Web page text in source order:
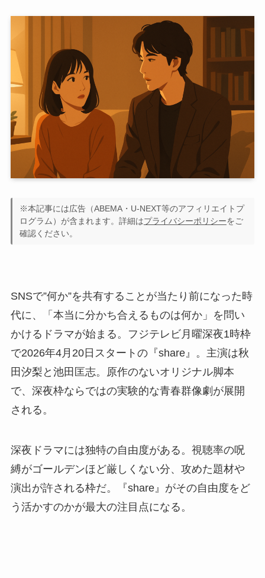
※本記事には広告（ABEMA・U-NEXT等のアフィリエイトプ
ログラム）が含まれます。詳細はプライバシーポリシーをご
確認ください。
SNSで”何か”を共有することが当たり前になった時
代に、「本当に分かち合えるものは何か」を問い
かけるドラマが始まる。フジテレビ月曜深夜1時枠
で2026年4月20日スタートの『share』。主演は秋
田汐梨と池田匡志。原作のないオリジナル脚本
で、深夜枠ならではの実験的な青春群像劇が展開
される。
深夜ドラマには独特の自由度がある。視聴率の呪
縛がゴールデンほど厳しくない分、攻めた題材や
演出が許される枠だ。『share』がその自由度をど
う活かすのかが最大の注目点になる。